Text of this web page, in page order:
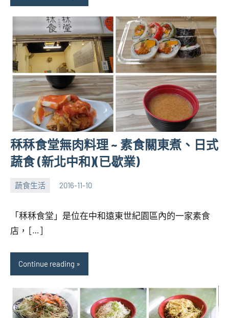
秝秝食堂無肉料理 ~ 素食關東煮、日式
蔬食 (新北中和)(已歇業)
蔬食生活 2016-11-10
張
芋
No
「秝秝食堂」是位在中和遠東世紀園區內的一家素食
店， […]
Continue reading